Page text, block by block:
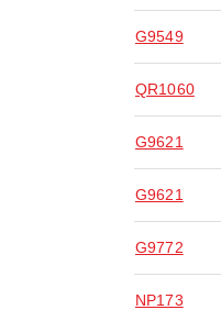
G9549
QR1060
G9621
G9621
G9772
NP173